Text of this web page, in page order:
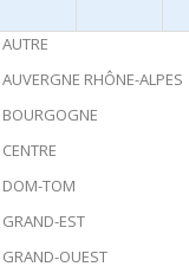
AUTRE
AUVERGNE RHÔNE-ALPES
BOURGOGNE
CENTRE
DOM-TOM
GRAND-EST
GRAND-OUEST